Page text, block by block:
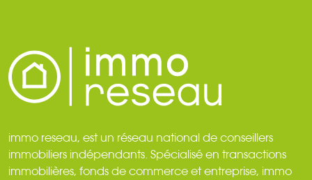
immo reseau, est un réseau national de conseillers
immobiliers indépendants. Spécialisé en transactions
immobilières, fonds de commerce et entreprise, immo